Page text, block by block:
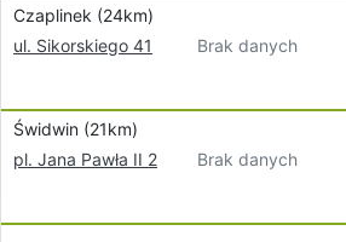
Czaplinek (24km)
ul. Sikorskiego 41
Brak danych
Świdwin (21km)
pl. Jana Pawła II 2
Brak danych